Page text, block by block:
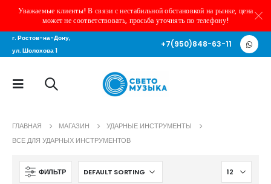
Уважаемые клиенты! В связи с нестабильной обстановкой на рынке, цена
может не соответствовать, просьба уточнять по телефону!
г. Ростов-на-Дону,
ул. Шолохова 1
+7(950)848-63-11
ГЛАВНАЯ МАГАЗИН
УДАРНЫЕ ИНСТРУМЕНТЫ
ВСЕ ДЛЯ УДАРНЫХ ИНСТРУМЕНТОВ
ФИЛЬТР